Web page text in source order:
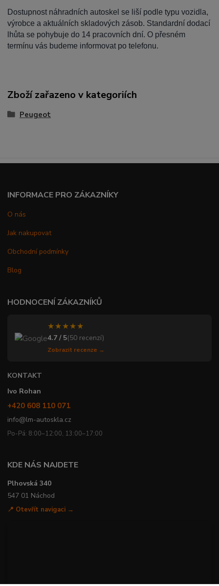
Dostupnost náhradních autoskel se liší podle typu vozidla,
výrobce a aktuálních skladových zásob. Standardní dodací
lhůta se pohybuje do 14 pracovních dní. O přesném
termínu vás budeme informovat po telefonu.
Zboží zařazeno v kategoriích
Peugeot
INFORMACE PRO ZÁKAZNÍKY
O nás
Jak nakupovat
Obchodní podmínky
Blog
HODNOCENÍ ZÁKAZNÍKŮ
★★★★★
4.7 / 5(50 recenzí)
Zobrazit recenze →
KONTAKT
Ivo Rohan
+420 608 110 071
info@lm-autoskla.cz
Po-Pá: 8:00–12:00, 13:00–17:00
KDE NÁS NAJDETE
Plhovská 340
547 01 Náchod
📍 Otevřít navigaci →